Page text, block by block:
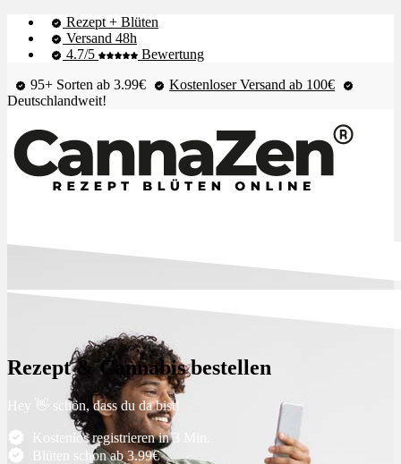
Rezept + Blüten
Versand 48h
4.7/5
Bewertung
95+ Sorten ab 3.99€
Kostenloser Versand ab 100€
Deutschlandweit!
Shop & Live-Bestand
Extrakte
Ablauf
Rezept & Cannabis bestellen
Hey 👋 schön, dass du da bist!
Kostenlos registrieren in 3 Min.
Blüten schon ab 3.99€